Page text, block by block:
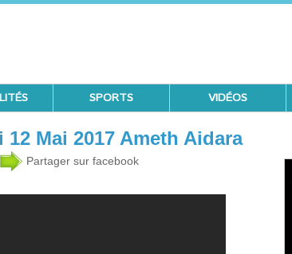
SPORTS VIDÉOS
Mai 2017 Ameth Aidara
Partager sur facebook